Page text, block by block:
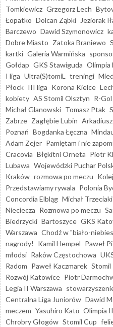
Tomkiewicz Grzegorz Lech
Łopatko Dolcan Ząbki Jeziorak
Barczewo Dawid Szymonowicz
Dobre Miasto Zatoka Braniewo
kartki Galeria Warmińska
Gołdap GKS Stawiguda Olimpia
I liga Ultra(S)tomiL treningi
Płock III liga Korona Kielce
kobiety AS Stomil Olsztyn R-Gol
Michał Glanowski Tomasz Ptak
Zabrze Zagłębie Lubin
Poznań Bogdanka Łęczna
Adam Zejer Pamiętam i nie
Cracovia Błękitni Orneta Piotr
Lubawa Wojewódzki Puchar
Kraków rozmowa po meczu
Przedstawiamy rywala Polonia
Concordia Elbląg Michał
Nieciecza Rozmowa po meczu
Biedrzycki Bartoszyce GKS
Warszawa Chodź w "biało-
nagrody!
Kamil Hempel Paweł
młodsi Raków Częstochowa
Radom Paweł Kaczmarek Stomil
Rozwój Katowice Piotr
Legia II Warszawa
Centralna Liga Juniorów Dawid
meczem Yasuhiro Katō Olimpia
Chrobry Głogów Stomil Cup